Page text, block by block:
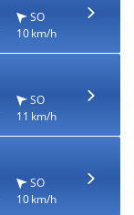
SO
10 km/h
SO
11 km/h
SO
10 km/h